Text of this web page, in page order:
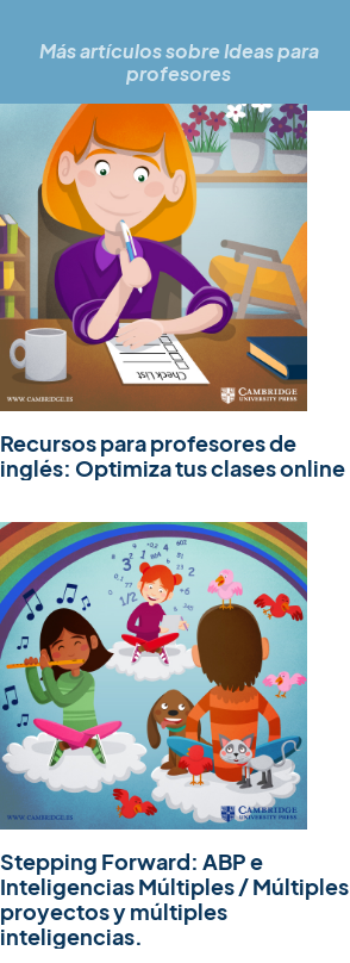
Más artículos sobreIdeas para
profesores
Recursos para profesores de
inglés: Optimiza tus clases online
Stepping Forward: ABP e
Inteligencias Múltiples / Múltiples
proyectos y múltiples
inteligencias.